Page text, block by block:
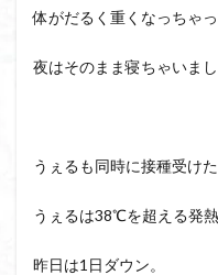
体がだるく重くなっちゃ
夜はそのまま寝ちゃいま
うぇるも同時に接種受け
うぇるは38℃を超える発
昨日は1日ダウン。